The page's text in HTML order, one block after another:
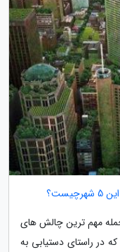
مهم ترین چالش های
در راستای دستیابی به